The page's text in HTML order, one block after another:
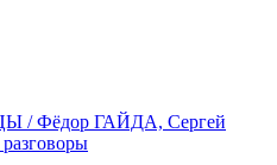
Фёдор ГАЙДА, Сергей